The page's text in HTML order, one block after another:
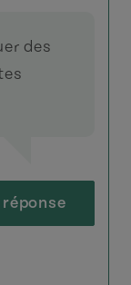
des